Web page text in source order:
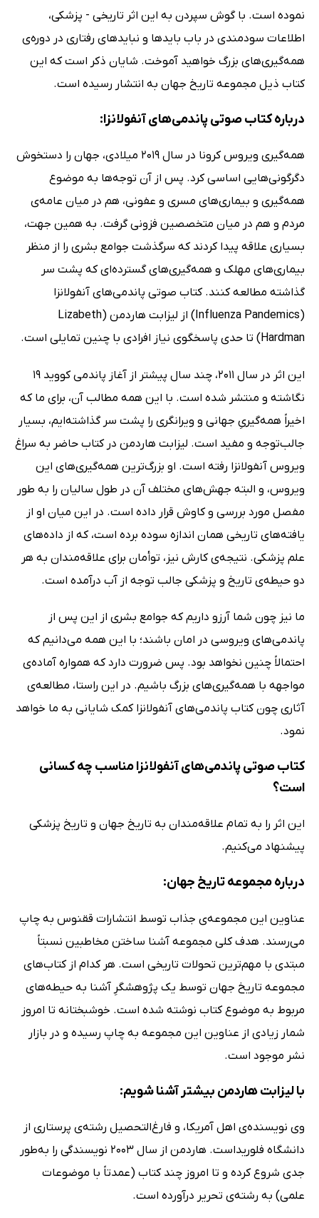
نموده است. با گوش سپردن به این اثر تاریخی - پزشکی،
اطلاعات سودمندی در باب بایدها و نبایدهای رفتاری در دوره‌ی
همه‌گیری‌های بزرگ خواهید آموخت. شایان ذکر است که این
کتاب ذیل مجموعه‌ تاریخ جهان به انتشار رسیده است.
درباره کتاب صوتی پاندمی‌های آنفولانزا:
همه‌گیری ویروس کرونا در سال 2019 میلادی، جهان را دستخوش
دگرگونی‌هایی اساسی کرد. پس از آن توجه‌ها به موضوع
همه‌گیری و بیماری‌های مسری و عفونی، هم در میان عامه‌ی
مردم و هم در میان متخصصین فزونی گرفت. به همین جهت،
بسیاری علاقه پیدا کردند که سرگذشت جوامع بشری را از منظر
بیماری‌های مهلک و همه‌گیری‌های گسترده‌ای که پشت سر
گذاشته مطالعه کنند. کتاب صوتی پاندمی‌های آنفولانزا
(Influenza Pandemics) از لیزابت هاردمن (Lizabeth
Hardman) تا حدی پاسخگوی نیاز افرادی با چنین تمایلی است.
این اثر در سال 2011، چند سال پیشتر از آغاز پاندمی کووید 19
نگاشته و منتشر شده است. با این همه مطالب آن، برای ما که
اخیراً همه‌گیریِ جهانی و ویرانگری را پشت سر گذاشته‌ایم، بسیار
جالب‌توجه و مفید است. لیزابت هاردمن در کتاب حاضر به سراغ
ویروس آنفولانزا رفته است. او بزرگ‌ترین همه‌گیری‌های این
ویروس، و البته جهش‌های مختلف آن در طول سالیان را به طور
مفصل مورد بررسی و کاوش قرار داده است. در این میان او از
یافته‌های تاریخی همان اندازه سوده برده است، که از داده‌های
علم پزشکی. نتیجه‌ی کارش نیز، توأمان برای علاقه‌مندان به هر
دو حیطه‌ی تاریخ و پزشکی جالب توجه از آب درآمده است.
ما نیز چون شما آرزو داریم که جوامع بشری از این پس از
پاندمی‌های ویروسی در امان باشند؛ با این همه می‌دانیم که
احتمالاً چنین نخواهد بود. پس ضرورت دارد که همواره آماده‌ی
مواجهه با همه‌گیری‌های بزرگ باشیم. در این راستا، مطالعه‌ی
آثاری چون کتاب پاندمی‌های آنفولانزا کمک شایانی به ما خواهد
نمود.
کتاب صوتی پاندمی‌های آنفولانزا مناسب چه کسانی
است؟
این اثر را به تمام علاقه‌مندان به تاریخ جهان و تاریخ پزشکی
پیشنهاد می‌کنیم.
درباره مجموعه تاریخ جهان:
عناوین این مجموعه‌ی جذاب توسط انتشارات ققنوس به چاپ
می‌رسند. هدف کلی مجموعه آشنا ساختن مخاطبین نسبتاً
مبتدی با مهم‌ترین تحولات تاریخی است. هر کدام از کتاب‌های
مجموعه تاریخ جهان توسط یک پژوهشگرِ آشنا به حیطه‌های
مربوط به موضوع کتاب نوشته شده‌ است. خوشبختانه تا امروز
شمار زیادی از عناوین این مجموعه به چاپ رسیده و در بازار
نشر موجود است.
با لیزابت هاردمن بیشتر آشنا شویم:
وی نویسنده‌ی اهل آمریکا، و فارغ‌التحصیل رشته‌ی پرستاری از
دانشگاه فلوریداست. هاردمن از سال 2003 نویسندگی را به‌طور
جدی شروع کرده و تا امروز چند کتاب (عمدتاً با موضوعات
علمی) به رشته‌ی تحریر درآورده است.